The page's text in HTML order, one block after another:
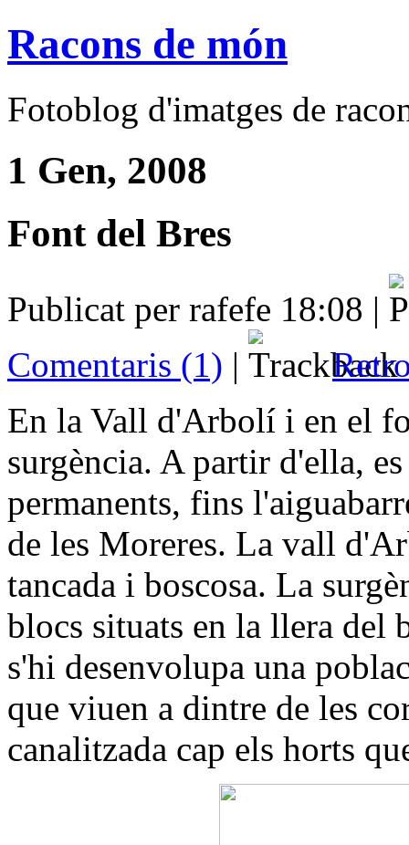
Racons de món
Fotoblog d'imatges de
1 Gen, 2008
Font del Bres
Publicat per rafefe 18:08 |
Comentaris (1) |
En la Vall d'Arbolí i en el
surgència. A partir d'ella,
permanents, fins
de les Moreres. La vall
tancada i boscosa. La
blocs situats en la llera del
s'hi desenvolupa una
que viuen a dintre de les
canalitzada cap els horts